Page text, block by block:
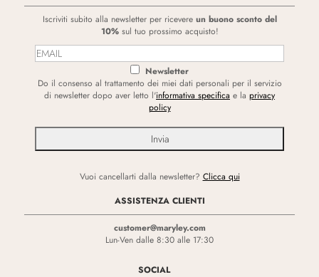
Iscriviti subito alla newsletter per ricevere un buono sconto del
10%sul tuo prossimo acquisto!
Newsletter
Do il consenso al trattamento dei miei dati personali per il servizio
di newsletter dopo aver letto l'informativa specifica e la privacy
policy
Vuoi cancellarti dalla newsletter? Clicca qui
ASSISTENZA CLIENTI
customer@maryley.com
Lun-Ven dalle 8:30 alle 17:30
SOCIAL